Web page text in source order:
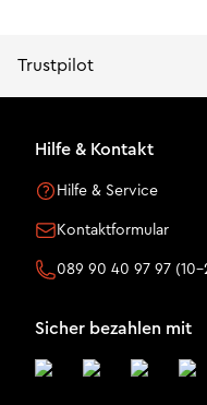
Trustpilot
Hilfe & Kontakt
Hilfe & Service
Kontaktformular
089 90 40 97 97 (10-
Sicher bezahlen mit